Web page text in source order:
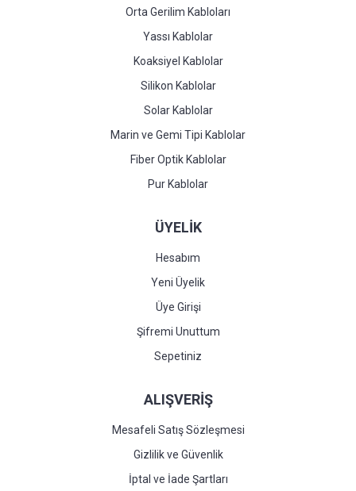
Orta Gerilim Kabloları
Yassı Kablolar
Koaksiyel Kablolar
Silikon Kablolar
Solar Kablolar
Marin ve Gemi Tipi Kablolar
Fiber Optik Kablolar
Pur Kablolar
ÜYELİK
Hesabım
Yeni Üyelik
Üye Girişi
Şifremi Unuttum
Sepetiniz
ALIŞVERİŞ
Mesafeli Satış Sözleşmesi
Gizlilik ve Güvenlik
İptal ve İade Şartları